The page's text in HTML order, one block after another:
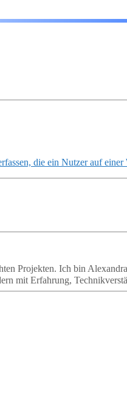
die ein Nutzer auf einer
Projekten. Ich bin
mit Erfahrung,